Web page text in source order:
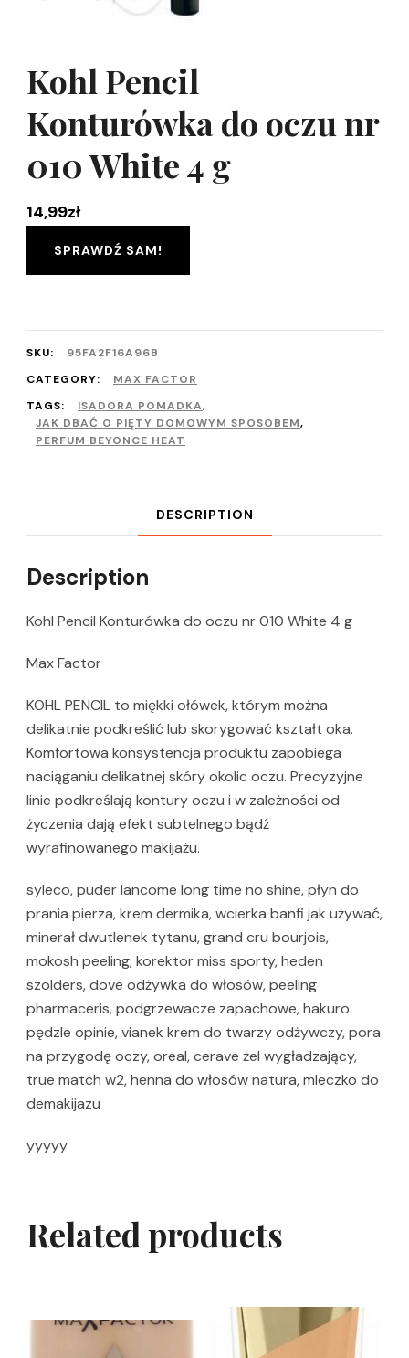
Kohl Pencil
Konturówka do oczu nr
010 White 4 g
14,99zł
SPRAWDŹ SAM!
SKU:
95FA2F16A96B
CATEGORY:
MAX FACTOR
TAGS:
ISADORA POMADKA,
JAK DBAĆ O PIĘTY DOMOWYM SPOSOBEM,
PERFUM BEYONCE HEAT
DESCRIPTION
Description
Kohl Pencil Konturówka do oczu nr 010 White 4 g
Max Factor
KOHL PENCIL to miękki ołówek, którym można
delikatnie podkreślić lub skorygować kształt oka.
Komfortowa konsystencja produktu zapobiega
naciąganiu delikatnej skóry okolic oczu. Precyzyjne
linie podkreślają kontury oczu i w zależności od
życzenia dają efekt subtelnego bądź
wyrafinowanego makijażu.
syleco, puder lancome long time no shine, płyn do
prania pierza, krem dermika, wcierka banfi jak używać,
minerał dwutlenek tytanu, grand cru bourjois,
mokosh peeling, korektor miss sporty, heden
szolders, dove odżywka do włosów, peeling
pharmaceris, podgrzewacze zapachowe, hakuro
pędzle opinie, vianek krem do twarzy odżywczy, pora
na przygodę oczy, oreal, cerave żel wygładzający,
true match w2, henna do włosów natura, mleczko do
demakijazu
yyyyy
Related products